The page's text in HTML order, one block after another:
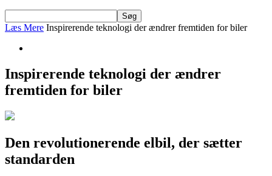
Læs Mere Inspirerende teknologi der ændrer fremtiden for biler
Inspirerende teknologi der ændrer
fremtiden for biler
Den revolutionerende elbil, der sætter
standarden